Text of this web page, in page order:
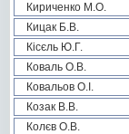
Кириченко М.О.
Кицак Б.В.
Кісєль Ю.Г.
Коваль О.В.
Ковальов О.І.
Козак В.В.
Колєв О.В.